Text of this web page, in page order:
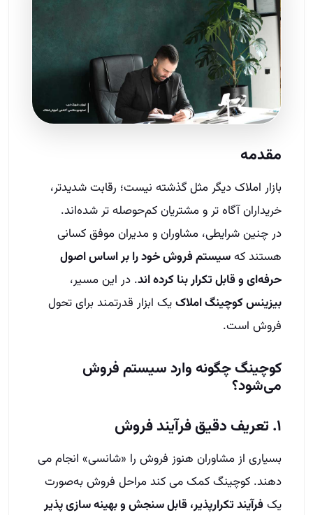
مقدمه
بازار املاک دیگر مثل گذشته نیست؛ رقابت شدیدتر،
خریداران آگاه‌ تر و مشتریان کم‌حوصله‌ تر شده‌اند.
در چنین شرایطی، مشاوران و مدیران موفق کسانی
هستند کهسیستم فروش خود را بر اساس اصول
حرفه‌ای و قابل تکرار بنا کرده‌ اند. در این مسیر،
بیزینس کوچینگ املاکیک ابزار قدرتمند برای تحول
فروش است.
کوچینگ چگونه وارد سیستم فروش
می‌شود؟
۱. تعریف دقیق فرآیند فروش
بسیاری از مشاوران هنوز فروش را «شانسی» انجام می‌
دهند. کوچینگ کمک می‌ کند مراحل فروش به‌صورت
یک فرآیند تکرارپذیر، قابل سنجش و بهینه‌ سازی‌ پذیر